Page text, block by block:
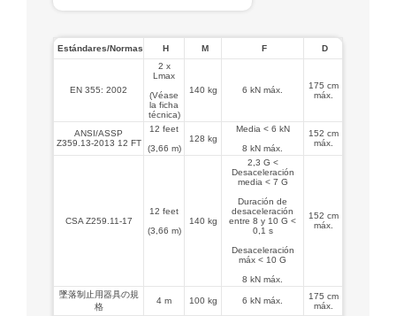
Estándares/Normas H M F D
EN 355: 2002
2 x
Lmax
(Véase
la ficha
técnica)
140 kg 6 kN máx.
175 cm
máx.
ANSI/ASSP
Z359.13-2013 12 FT
12 feet
(3,66 m)
128 kg
Media < 6 kN
8 kN máx.
152 cm
máx.
CSA Z259.11-17
12 feet
(3,66 m)
140 kg
2,3 G <
Desaceleración
media < 7 G
Duración de
desaceleración
entre 8 y 10 G <
0,1 s
Desaceleración
máx < 10 G
8 kN máx.
152 cm
máx.
墜落制止用器具の規
格
4 m 100 kg 6 kN máx.
175 cm
máx.